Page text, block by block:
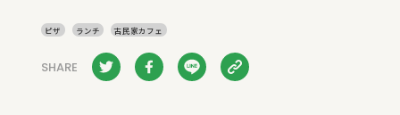
ピザ ランチ 古民家カフェ
SHARE